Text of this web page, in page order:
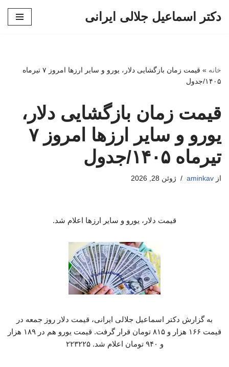
دکتر اسماعیل جلالی ایرانی
خانه »
قیمت زمان بازگشایی دلار، یورو و سایر ارزها امروز ۷ تیرماه
۱۴۰۵/جدول
قیمت زمان بازگشایی دلار،
یورو و سایر ارزها امروز ۷
تیرماه ۱۴۰۵/جدول
از aminkav ژوئن 28, 2026
قیمت دلار، یورو و سایر ارزها اعلام شد.
به گزارش دکتر اسماعیل جلالی ایرانی، قیمت دلار روز جمعه در
قیمت ۱۶۶ هزار و ۸۱۵ تومان قرار گرفت. قیمت یورو هم در ۱۸۹ هزار
و ۹۴۰ تومان اعلام شد. ۲۲۳۲۲۵